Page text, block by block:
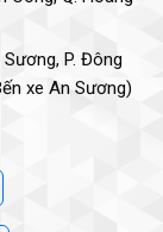
P. Đông
xe An Sương)